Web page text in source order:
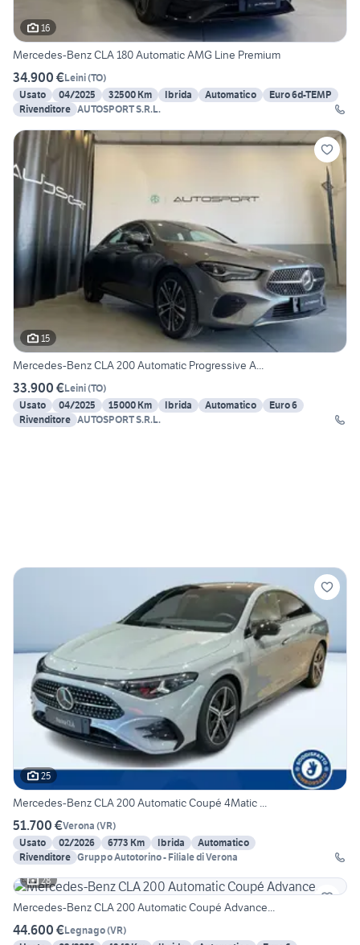
16
Mercedes-Benz CLA 180 Automatic AMG Line Premium
34.900 €Leini(TO)
Usato
04/2025 32500 Km Ibrida Automatico
Euro 6d-TEMP
Rivenditore AUTOSPORT S.R.L.
15
Mercedes-Benz CLA 200 Automatic Progressive A...
33.900 €Leini(TO)
Usato
04/2025 15000 Km Ibrida Automatico
Euro 6
Rivenditore AUTOSPORT S.R.L.
25
Mercedes-Benz CLA 200 Automatic Coupé 4Matic ...
51.700 €Verona (VR)
Usato
02/2026 6773 Km Ibrida
Automatico
Rivenditore Gruppo Autotorino - Filiale di Verona
28
Mercedes-Benz CLA 200 Automatic Coupé Advance...
44.600 €Legnago(VR)